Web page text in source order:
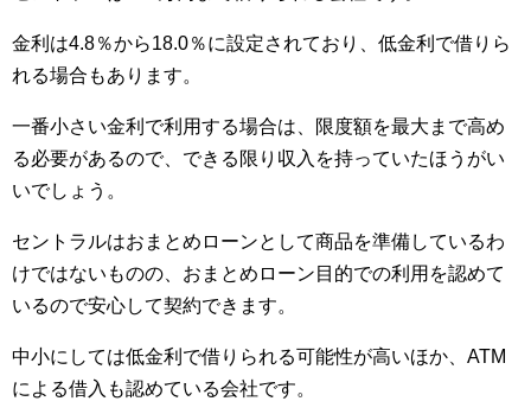
金利は4.8％から18.0％に設定されており、低金利で借りら
れる場合もあります。
一番小さい金利で利用する場合は、限度額を最大まで高め
る必要があるので、できる限り収入を持っていたほうがい
いでしょう。
セントラルはおまとめローンとして商品を準備しているわ
けではないものの、おまとめローン目的での利用を認めて
いるので安心して契約できます。
中小にしては低金利で借りられる可能性が高いほか、ATM
による借入も認めている会社です。